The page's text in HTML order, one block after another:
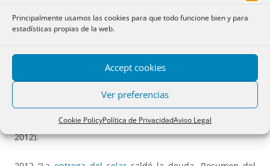
Principalmente usamos las cookies para que todo funcione bien y para
estadísticas propias de la web.
Accept cookies
Ver preferencias
Cookie PolicyPolítica de PrivacidadAviso Legal
2012 “Caso en que la adjudicación de la finca al acreedor
www.notariosyregistradores.com, (publicado el 23
diciembre 2012).
2012 “Laentregade la finca hipotecada salda la deuda”, en
www.notariosyregistradores.com, (publicado el 15 octubre
2012).